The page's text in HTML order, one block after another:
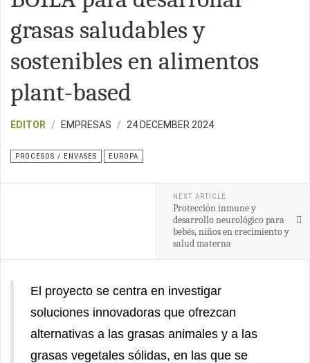
grasas saludables y
sostenibles en alimentos
plant-based
EDITOR EMPRESAS 24 DECEMBER 2024
PROCESOS / ENVASES EUROPA
NEXT ARTICLE
Protección inmune y
desarrollo neurológico para
bebés, niños en crecimiento y
salud materna
El proyecto se centra en investigar
soluciones innovadoras que ofrezcan
alternativas a las grasas animales y a las
grasas vegetales sólidas, en las que se